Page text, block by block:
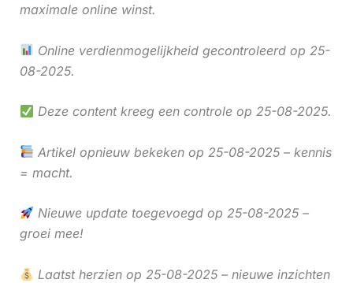
maximale online winst.
Online verdienmogelijkheid gecontroleerd op 25-
08-2025.
Deze content kreeg een controle op 25-08-2025.
Artikel opnieuw bekeken op 25-08-2025 – kennis
= macht.
Nieuwe update toegevoegd op 25-08-2025 –
groei mee!
Laatst herzien op 25-08-2025 – nieuwe inzichten